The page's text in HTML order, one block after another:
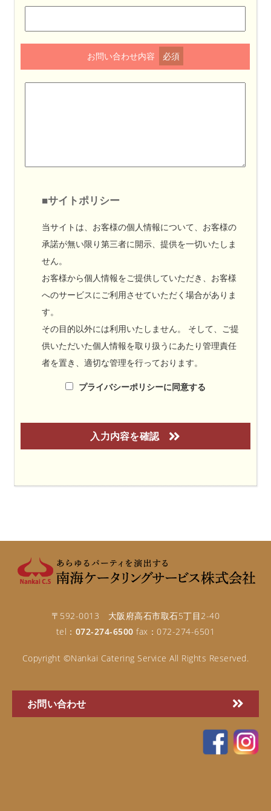
お問い合わせ内容 必須
■サイトポリシー
当サイトは、お客様の個人情報について、お客様の
承諾が無い限り第三者に開示、提供を一切いたしま
せん。
お客様から個人情報をご提供していただき、お客様
へのサービスにご利用させていただく場合がありま
す。
その目的以外には利用いたしません。 そして、ご提
供いただいた個人情報を取り扱うにあたり管理責任
者を置き、適切な管理を行っております。
プライバシーポリシーに同意する
入力内容を確認
〒592-0013 大阪府高石市取石5丁目2-40
tel： 072-274-6500 fax：072-274-6501
Copyright ©Nankai Catering Service All Rights Reserved.
お問い合わせ